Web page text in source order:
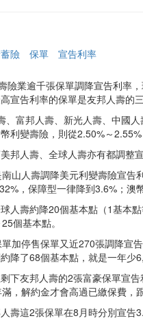
險 保單 宣告利率
險業逾千張保單調降宣告利率
宣告利率的保單是友邦人壽的
、富邦人壽、新光人壽、中國
利變壽險，則從2.50%～
邦人壽、全球人壽亦有都調整
山人壽調降美元利變壽險宣
，保障型一律降到3.6%；澳
人壽約降20個基本點（1基本
個基本點。
加停售保單又近270張調降宣
降了68個基本點，就是一年少
下友邦人壽的2張富豪保單宣
，解約金才會高過已繳保費，
壽這2張保單在8月時分別宣告